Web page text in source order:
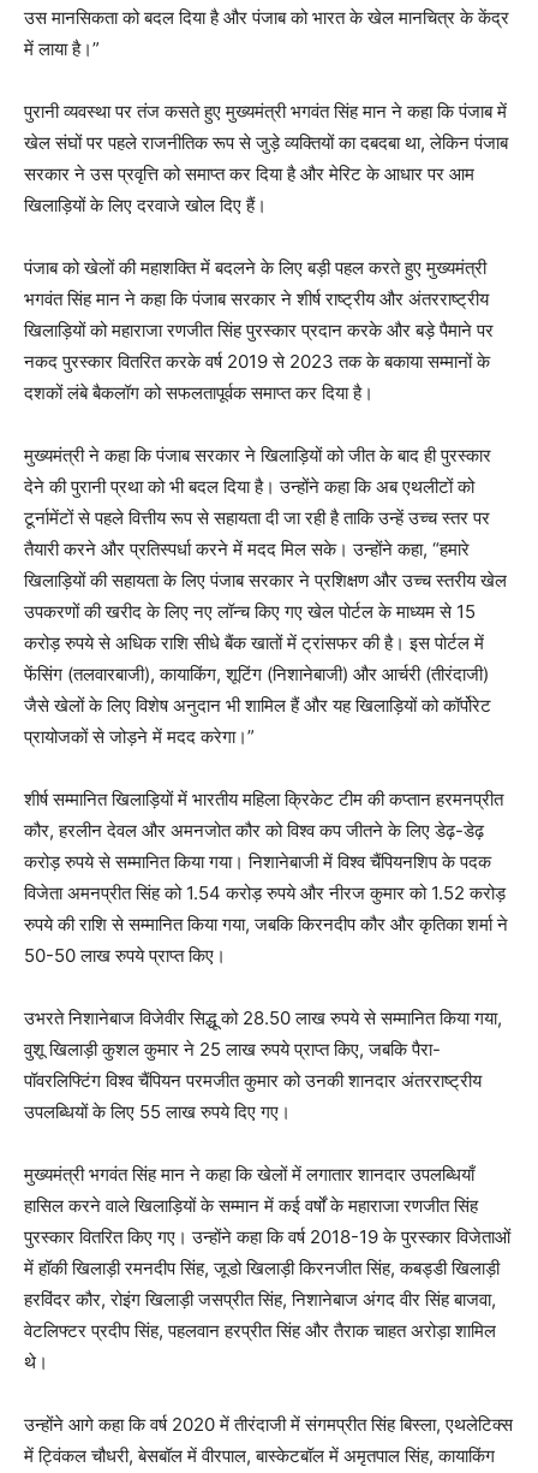
उस मानसिकता को बदल दिया है और पंजाब को भारत के खेल मानचित्र के केंद्र
में लाया है।”
पुरानी व्यवस्था पर तंज कसते हुए मुख्यमंत्री भगवंत सिंह मान ने कहा कि पंजाब में
खेल संघों पर पहले राजनीतिक रूप से जुड़े व्यक्तियों का दबदबा था, लेकिन पंजाब
सरकार ने उस प्रवृत्ति को समाप्त कर दिया है और मेरिट के आधार पर आम
खिलाड़ियों के लिए दरवाजे खोल दिए हैं।
पंजाब को खेलों की महाशक्ति में बदलने के लिए बड़ी पहल करते हुए मुख्यमंत्री
भगवंत सिंह मान ने कहा कि पंजाब सरकार ने शीर्ष राष्ट्रीय और अंतरराष्ट्रीय
खिलाड़ियों को महाराजा रणजीत सिंह पुरस्कार प्रदान करके और बड़े पैमाने पर
नकद पुरस्कार वितरित करके वर्ष 2019 से 2023 तक के बकाया सम्मानों के
दशकों लंबे बैकलॉग को सफलतापूर्वक समाप्त कर दिया है।
मुख्यमंत्री ने कहा कि पंजाब सरकार ने खिलाड़ियों को जीत के बाद ही पुरस्कार
देने की पुरानी प्रथा को भी बदल दिया है। उन्होंने कहा कि अब एथलीटों को
टूर्नामेंटों से पहले वित्तीय रूप से सहायता दी जा रही है ताकि उन्हें उच्च स्तर पर
तैयारी करने और प्रतिस्पर्धा करने में मदद मिल सके। उन्होंने कहा, “हमारे
खिलाड़ियों की सहायता के लिए पंजाब सरकार ने प्रशिक्षण और उच्च स्तरीय खेल
उपकरणों की खरीद के लिए नए लॉन्च किए गए खेल पोर्टल के माध्यम से 15
करोड़ रुपये से अधिक राशि सीधे बैंक खातों में ट्रांसफर की है। इस पोर्टल में
फेंसिंग (तलवारबाजी), कायाकिंग, शूटिंग (निशानेबाजी) और आर्चरी (तीरंदाजी)
जैसे खेलों के लिए विशेष अनुदान भी शामिल हैं और यह खिलाड़ियों को कॉर्पोरेट
प्रायोजकों से जोड़ने में मदद करेगा।”
शीर्ष सम्मानित खिलाड़ियों में भारतीय महिला क्रिकेट टीम की कप्तान हरमनप्रीत
कौर, हरलीन देवल और अमनजोत कौर को विश्व कप जीतने के लिए डेढ़-डेढ़
करोड़ रुपये से सम्मानित किया गया। निशानेबाजी में विश्व चैंपियनशिप के पदक
विजेता अमनप्रीत सिंह को 1.54 करोड़ रुपये और नीरज कुमार को 1.52 करोड़
रुपये की राशि से सम्मानित किया गया, जबकि किरनदीप कौर और कृतिका शर्मा ने
50-50 लाख रुपये प्राप्त किए।
उभरते निशानेबाज विजेवीर सिद्धू को 28.50 लाख रुपये से सम्मानित किया गया,
वुशू खिलाड़ी कुशल कुमार ने 25 लाख रुपये प्राप्त किए, जबकि पैरा-
पॉवरलिफ्टिंग विश्व चैंपियन परमजीत कुमार को उनकी शानदार अंतरराष्ट्रीय
उपलब्धियों के लिए 55 लाख रुपये दिए गए।
मुख्यमंत्री भगवंत सिंह मान ने कहा कि खेलों में लगातार शानदार उपलब्धियाँ
हासिल करने वाले खिलाड़ियों के सम्मान में कई वर्षों के महाराजा रणजीत सिंह
पुरस्कार वितरित किए गए। उन्होंने कहा कि वर्ष 2018-19 के पुरस्कार विजेताओं
में हॉकी खिलाड़ी रमनदीप सिंह, जूडो खिलाड़ी किरनजीत सिंह, कबड्डी खिलाड़ी
हरविंदर कौर, रोइंग खिलाड़ी जसप्रीत सिंह, निशानेबाज अंगद वीर सिंह बाजवा,
वेटलिफ्टर प्रदीप सिंह, पहलवान हरप्रीत सिंह और तैराक चाहत अरोड़ा शामिल
थे।
उन्होंने आगे कहा कि वर्ष 2020 में तीरंदाजी में संगमप्रीत सिंह बिस्ला, एथलेटिक्स
में ट्विंकल चौधरी, बेसबॉल में वीरपाल, बास्केटबॉल में अमृतपाल सिंह, कायाकिंग